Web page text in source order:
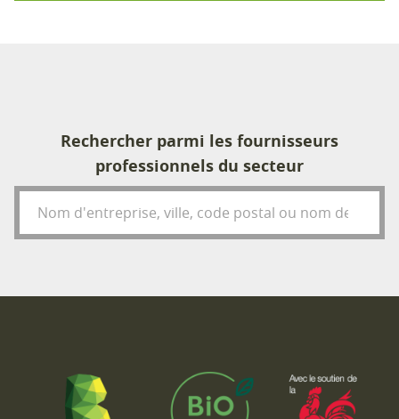
Rechercher parmi les fournisseurs
professionnels du secteur